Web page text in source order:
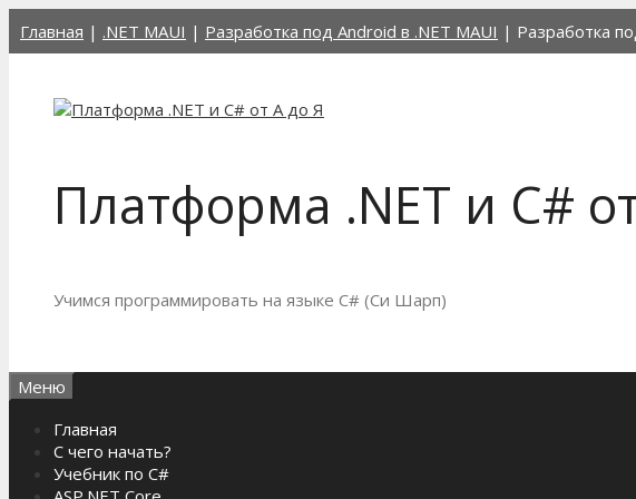
Главная | .NET MAUI | Разработка под Android в .NET MAUI | Разработка
Платформа .NET и C#
Учимся программировать на языке C# (Си Шарп)
Меню
Главная
С чего начать?
Учебник по C#